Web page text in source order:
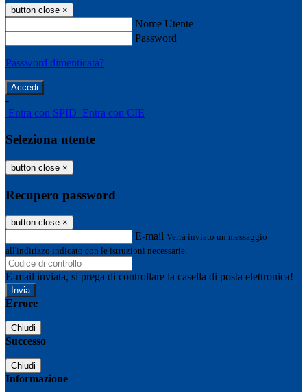
button close ×
Nome Utente
Password
Password dimenticata?
-
Entra con SPID Entra con CIE
Seleziona utente
button close ×
Recupero password
button close ×
E-mail Verrà inviato un messaggio
all'indirizzo indicato con le istruzioni necessarie.
E-mail inviata, si prega di controllare la casella di posta elettronica!
Errore
Chiudi
Successo
Chiudi
Informazione